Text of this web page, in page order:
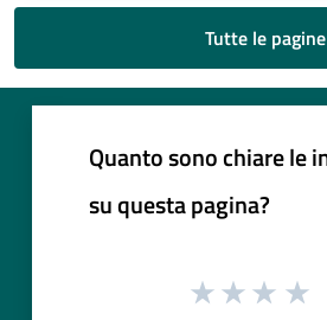
Tutte le pagine
Quanto sono chiare le
su questa pagina?